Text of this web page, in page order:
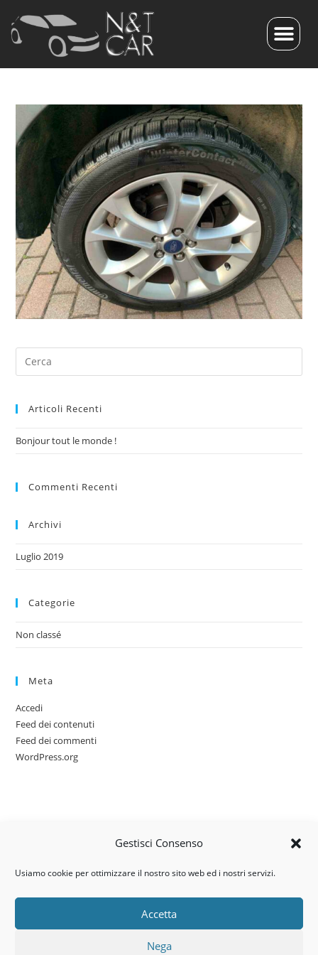
Gestisci Consenso
Usiamo cookie per ottimizzare il nostro sito web ed i nostri servizi.
Accetta
Nega
Articoli Recenti
Bonjour tout le monde !
Commenti Recenti
Archivi
Luglio 2019
Categorie
Non classé
Meta
Accedi
Feed dei contenuti
Feed dei commenti
WordPress.org
Via dell’artigianato, 14 – 31030